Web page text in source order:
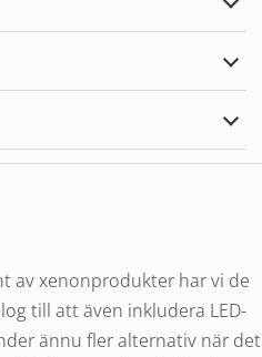
av xenonprodukter har vi de
till att även inkludera LED-
ännu fler alternativ när det